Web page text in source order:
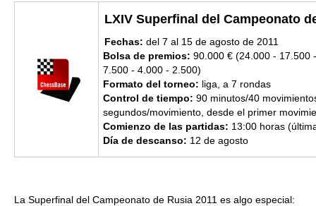
LXIV Superfinal del Campeonato
Fechas:del 7 al 15 de agosto de 2011
Bolsa de premios: 90.000 € (24.000 - 17.500
7.500 - 4.000 - 2.500)
Formato del torneo: liga, a 7 rondas
Control de tiempo: 90 minutos/40
segundos/movimiento, desde el primer
Comienzo de las partidas: 13:00 horas(
Día de descanso: 12 de agosto
La Superfinal del Campeonato de Rusia 2011 es algo especial: